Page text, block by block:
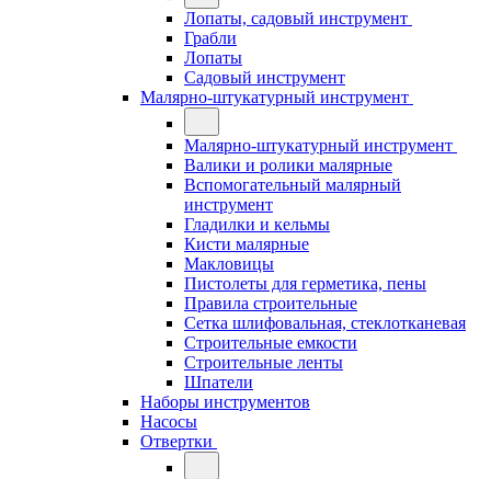
Лопаты, садовый инструмент
Грабли
Лопаты
Садовый инструмент
Малярно-штукатурный инструмент
Малярно-штукатурный инструмент
Валики и ролики малярные
Вспомогательный малярный
инструмент
Гладилки и кельмы
Кисти малярные
Макловицы
Пистолеты для герметика, пены
Правила строительные
Сетка шлифовальная, стеклотканевая
Строительные емкости
Строительные ленты
Шпатели
Наборы инструментов
Насосы
Отвертки